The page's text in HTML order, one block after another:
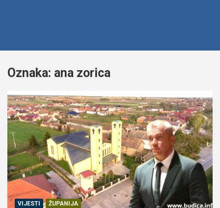
Oznaka: ana zorica
VIJESTI ŽUPANIJA